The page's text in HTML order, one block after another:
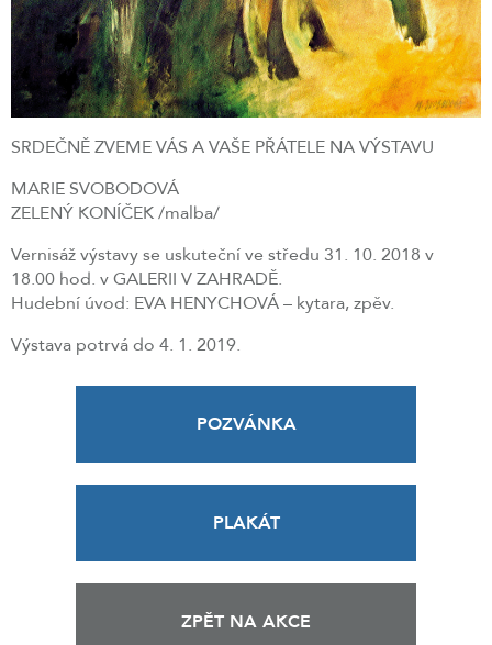
SRDEČNĚ ZVEME VÁS A VAŠE PŘÁTELE NA VÝSTAVU
MARIE SVOBODOVÁ
ZELENÝ KONÍČEK /malba/
Vernisáž výstavy se uskuteční ve středu 31. 10. 2018 v
18.00 hod. v GALERII V ZAHRADĚ.
Hudební úvod: EVA HENYCHOVÁ – kytara, zpěv.
Výstava potrvá do 4. 1. 2019.
POZVÁNKA
PLAKÁT
ZPĚT NA AKCE